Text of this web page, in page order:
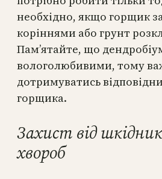
необхідно, якщо горщик
коріннями або грунт
Пам’ятайте, що
вологолюбивими, тому
дотримуватись
горщика.
Захист від
хвороб